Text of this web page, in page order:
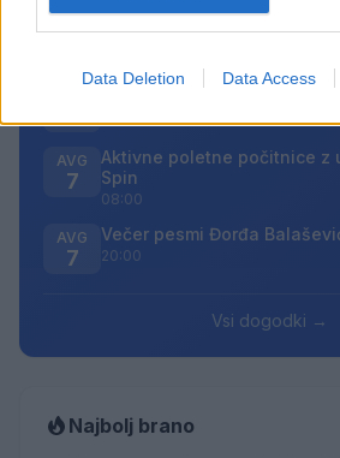
Data Deletion Data Access
AVG Pesem kita grbavca
Smrt Robina Hooda
AVG
7
Aktivne poletne počitnice z
Spin
08:00
AVG
7
Večer pesmi Đorđa
20:00
Vsi dogodki →
Najbolj brano